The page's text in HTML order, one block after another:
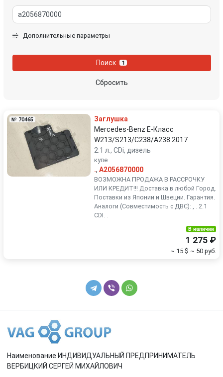
Mazda Mercedes-Benz
Nissan Opel
SEAT Skoda
Smart SsangYong
Subaru
Volkswagen
Дополнительные параметры
Поиск 1
Сбросить
№ 70465
Заглушка
Mercedes-Benz E-Класс
W213/S213/C238/A238 2017
2.1 л., CDi, дизель
купе
., A2056870000
ВОЗМОЖНА ПРОДАЖА В РАССРОЧКУ
ИЛИ КРЕДИТ!!! Доставка в любой Город.
Поставки из Японии и Швеции. Гарантия.
Аналоги (Совместимость с ДВС): , . 2.1
CDI. .
В наличии
1 275 ₽
~ 15 $ ~ 50 руб.
Наименование ИНДИВИДУАЛЬНЫЙ ПРЕДПРИНИМАТЕЛЬ
ВЕРБИЦКИЙ СЕРГЕЙ МИХАЙЛОВИЧ